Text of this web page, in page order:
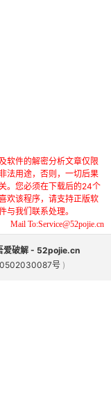
软件的解密分析文章仅限
法用途，否则，一切后果
。您必须在下载后的24个
欢该程序，请支持正版软
与我们联系处理。
Mail To:Service@52pojie.cn
爱破解 - 52pojie.cn
号 )